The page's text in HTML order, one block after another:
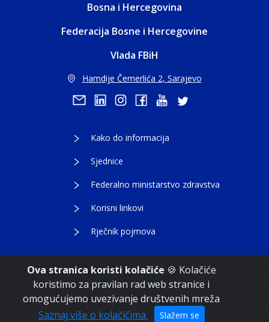
Ova stranica koristi kolačiće 🍪 Kolačiće
koristimo za pravilan rad web stranice i
omogućujemo uvezivanje društvenih mreža
Saznaj više o kolačićima
Slažem se
Bosna i Hercegovina
Federacija Bosne i Hercegovine
Vlada FBiH
Hamdije Čemerlića 2, Sarajevo
Kako do informacija
Sjednice
Federalno ministarstvo zdravstva
Korisni linkovi
Rječnik pojmova
Copyright 2021. Vlada Federacije Bosne i
Hercegovine